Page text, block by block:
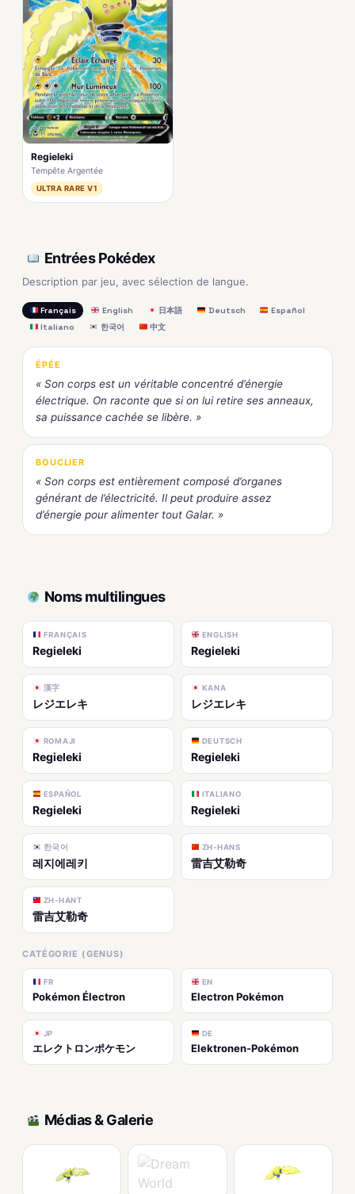
Regieleki
Tempête Argentée
ULTRA RARE V1
Entrées Pokédex
Description par jeu, avec sélection de langue.
Français English 日本語 Deutsch
Español
Italiano
한국어 中文
ÉPÉE
« Son corps est un véritable concentré d’énergie
électrique. On raconte que si on lui retire ses anneaux,
sa puissance cachée se libère. »
BOUCLIER
« Son corps est entièrement composé d’organes
générant de l’électricité. Il peut produire assez
d’énergie pour alimenter tout Galar. »
Noms multilingues
FRANÇAIS
Regieleki
ENGLISH
Regieleki
漢字
レジエレキ
KANA
レジエレキ
ROMAJI
Regieleki
DEUTSCH
Regieleki
ESPAÑOL
Regieleki
ITALIANO
Regieleki
한국어
레지에레키
ZH-HANS
雷吉艾勒奇
ZH-HANT
雷吉艾勒奇
CATÉGORIE (GENUS)
FR
Pokémon Électron
EN
Electron Pokémon
JP
エレクトロンポケモン
DE
Elektronen-Pokémon
Médias & Galerie